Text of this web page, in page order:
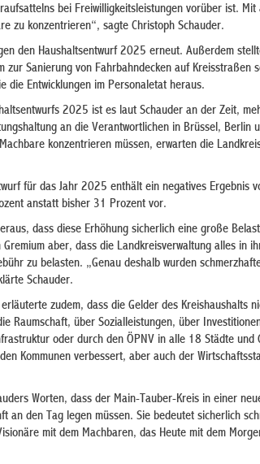
bei Freiwilligkeitsleistungen vorüber ist.
zu konzentrieren“, sagte Christoph Schauder.
den Haushaltsentwurf 2025 erneut. Außerdem
zur Sanierung von Fahrbahndecken auf Kreisstraßen
die Entwicklungen im Personaletat heraus.
2025 ist es laut Schauder an der Zeit,
an die Verantwortlichen in Brüssel, Berlin
konzentrieren müssen, erwarten die
für das Jahr 2025 enthält ein negatives Ergebnis
anstatt bisher 31 Prozent vor.
dass diese Erhöhung sicherlich eine große
aber, dass die Landkreisverwaltung alles in
zu belasten. „Genau deshalb wurden
Schauder.
zudem, dass die Gelder des Kreishaushalts
Raumschaft, über Sozialleistungen, über
oder durch den ÖPNV in alle 18 Städte und
Kommunen verbessert, aber auch der
Worten, dass der Main-Tauber-Kreis in einer
an den Tag legen müssen. Sie bedeutet sicherlich
mit dem Machbaren, das Heute mit dem